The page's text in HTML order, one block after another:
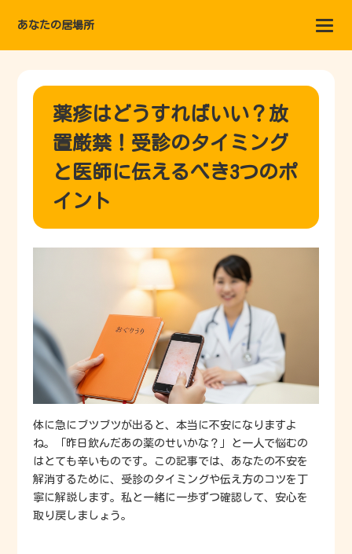
あなたの居場所
薬疹はどうすればいい？放
置厳禁！受診のタイミング
と医師に伝えるべき3つのポ
イント
体に急にブツブツが出ると、本当に不安になりますよ
ね。「昨日飲んだあの薬のせいかな？」と一人で悩むの
はとても辛いものです。この記事では、あなたの不安を
解消するために、受診のタイミングや伝え方のコツを丁
寧に解説します。私と一緒に一歩ずつ確認して、安心を
取り戻しましょう。